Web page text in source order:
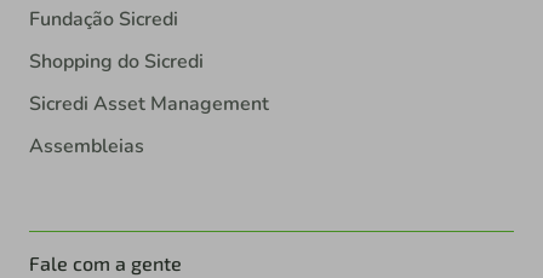
Fundação Sicredi
Shopping do Sicredi
Sicredi Asset Management
Assembleias
Fale com a gente